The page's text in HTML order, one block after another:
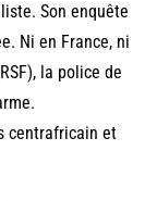
Son enquête
Ni en France, ni
la police de
centrafricain et